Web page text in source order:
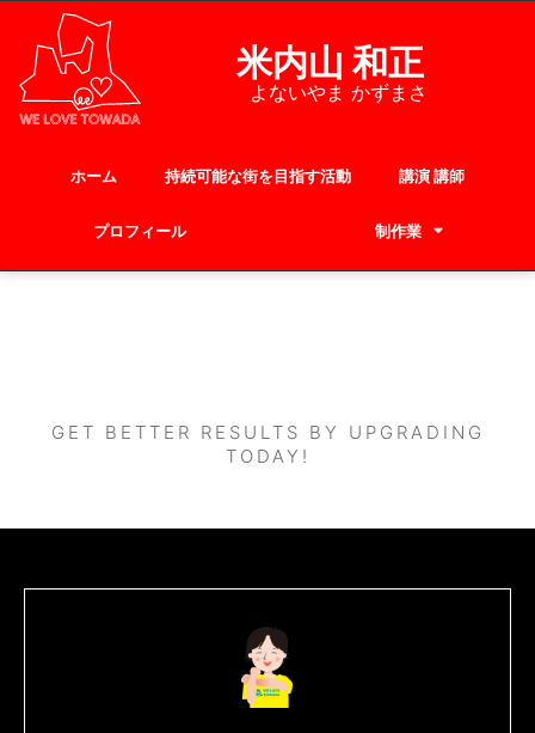
米内山 和正
よないやま かずまさ
ホーム 持続可能な街を目指す活動 講演 講師
プロフィール 制作業
GET BETTER RESULTS BY UPGRADING
TODAY!